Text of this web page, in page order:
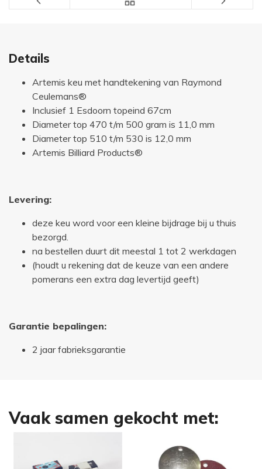
Details
Artemis keu met handtekening van Raymond
Ceulemans®
Inclusief 1 Esdoorn topeind 67cm
Diameter top 470 t/m 500 gram is 11,0 mm
Diameter top 510 t/m 530 is 12,0 mm
Artemis Billiard Products®
Levering:
deze keu word voor een kleine bijdrage bij u thuis
bezorgd.
na bestellen duurt dit meestal 1 tot 2 werkdagen
(houdt u rekening dat de keuze van een andere
pomerans een extra dag levertijd geeft)
Garantie bepalingen:
2 jaar fabrieksgarantie
Vaak samen gekocht met: